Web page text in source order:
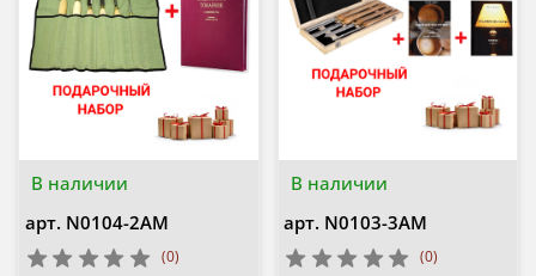
В наличии
арт. N0104-2AM
(0)
В наличии
арт. N0103-3AM
(0)